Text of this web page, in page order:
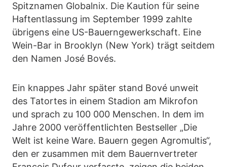
Spitznamen Globalnix. Die Kaution für seine
Haftentlassung im September 1999 zahlte
übrigens eine US-Bauerngewerkschaft. Eine
Wein-Bar in Brooklyn (New York) trägt seitdem
den Namen José Bovés.
Ein knappes Jahr später stand Bové unweit
des Tatortes in einem Stadion am Mikrofon
und sprach zu 100 000 Menschen. In dem im
Jahre 2000 veröffentlichten Bestseller „Die
Welt ist keine Ware. Bauern gegen Agromultis“,
den er zusammen mit dem Bauernvertreter